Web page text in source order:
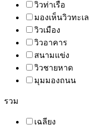
วิวท่าเรือ
มองเห็นวิวทะเล
วิวเมือง
วิวอาคาร
สนามแข่ง
วิวชายหาด
มุมมองถนน
รวม
เฉลียง